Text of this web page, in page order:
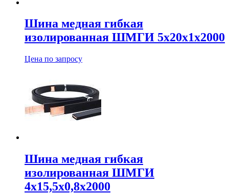
Шина медная гибкая
изолированная ШМГИ 5х20х1х2000
Цена по запросу
Шина медная гибкая
изолированная ШМГИ
4х15,5х0,8х2000